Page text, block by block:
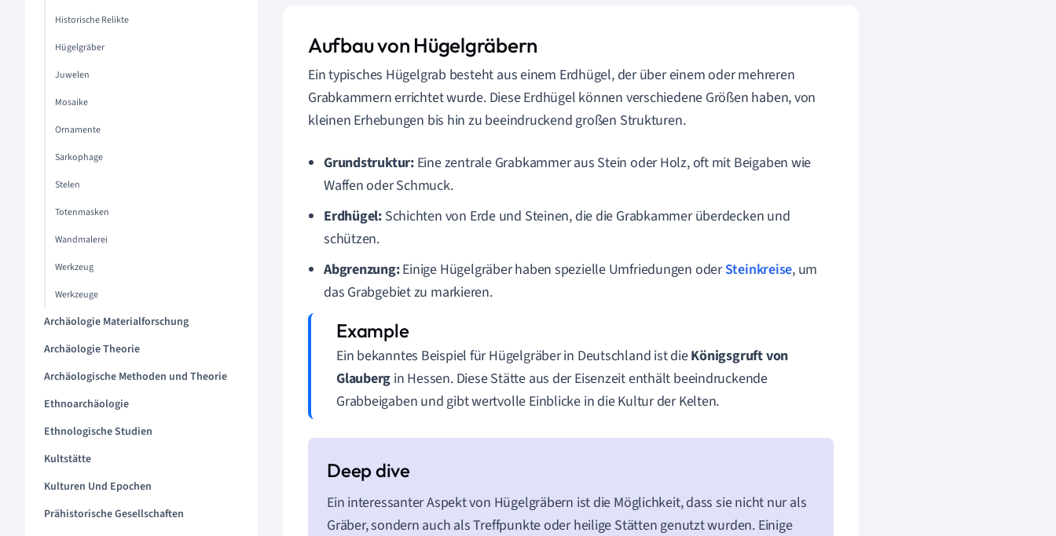
Historische Relikte
Hügelgräber
Juwelen
Mosaike
Ornamente
Sarkophage
Stelen
Totenmasken
Wandmalerei
Werkzeug
Werkzeuge
Archäologie Materialforschung
Archäologie Theorie
Archäologische Methoden und Theorie
Ethnoarchäologie
Ethnologische Studien
Kultstätte
Kulturen Und Epochen
Prähistorische Gesellschaften
Aufbau von Hügelgräbern
Ein typisches Hügelgrab besteht aus einem Erdhügel, der über einem oder mehreren
Grabkammern errichtet wurde. Diese Erdhügel können verschiedene Größen haben, von
kleinen Erhebungen bis hin zu beeindruckend großen Strukturen.
Grundstruktur:Eine zentrale Grabkammer aus Stein oder Holz, oft mit Beigaben wie
Waffen oder Schmuck.
Erdhügel: Schichten von Erde und Steinen, die die Grabkammer überdecken und
schützen.
Abgrenzung:Einige Hügelgräber haben spezielle Umfriedungen oderSteinkreise, um
das Grabgebiet zu markieren.
Ein bekanntes Beispiel für Hügelgräber in Deutschland ist dieKönigsgruft von
Glauberg in Hessen. Diese Stätte aus der Eisenzeit enthält beeindruckende
Grabbeigaben und gibt wertvolle Einblicke in die Kultur der Kelten.
Ein interessanter Aspekt von Hügelgräbern ist die Möglichkeit, dass sie nicht nur als
Gräber, sondern auch als Treffpunkte oder heilige Stätten genutzt wurden. Einige